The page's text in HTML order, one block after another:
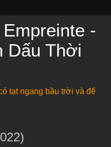
-
Dấu Thời
tạt ngang bầu trời và để